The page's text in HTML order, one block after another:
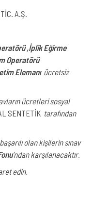
A.Ş.
,İplik Eğirme
Operatörü
Elemanıücretsiz
ücretleri sosyal
SENTETİK tarafından
olan kişilerin sınav
’ndan karşılanacaktır.
edin.